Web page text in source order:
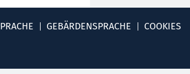
GEBÄRDENSPRACHE COOKIES